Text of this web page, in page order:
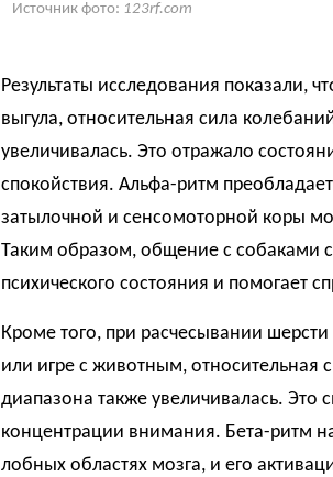
Источник фото: 123rf.com
Результаты исследования показали,
выгула, относительная сила
увеличивалась. Это отражало
спокойствия. Альфа-ритм
затылочной и сенсомоторной коры
Таким образом, общение с собаками
психического состояния и помогает
Кроме того, при расчесывании
или игре с животным, относительная
диапазона также увеличивалась. Это
концентрации внимания. Бета-ритм
лобных областях мозга, и его